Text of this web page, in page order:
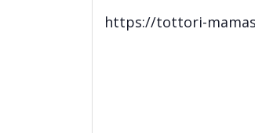
https://tottori-